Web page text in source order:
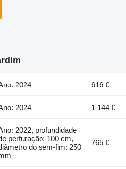
2024 616 €
2024 1 144 €
2022, profundidade
perfuração: 100 cm,
do sem-fim: 250
765 €